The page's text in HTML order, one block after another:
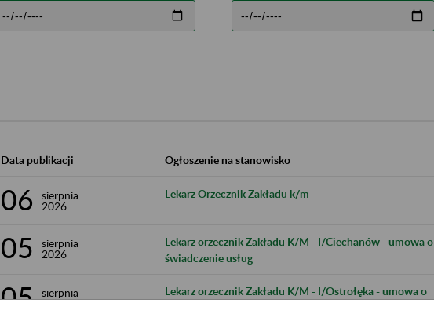
Data publikacji Ogłoszenie na stanowisko
06
sierpnia
2026
Lekarz Orzecznik Zakładu k/m
05
sierpnia
2026
Lekarz orzecznik Zakładu K/M​ - I/Ciechanów - umowa o
świadczenie usług
05 sierpnia
2026
Lekarz orzecznik Zakładu K/M​ - I/Ostrołęka - umowa o